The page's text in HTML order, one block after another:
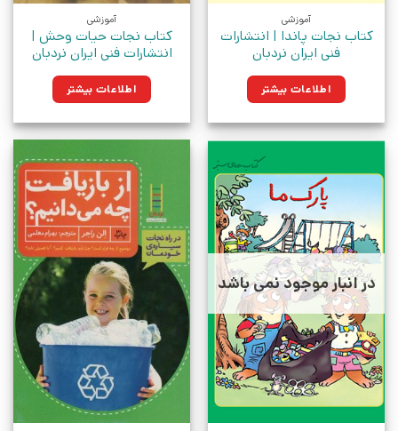
آموزشی
کتاب نجات پاندا | انتشارات
فنی ایران نردبان
اطلاعات بیشتر
آموزشی
کتاب نجات حیات وحش |
انتشارات فنی ایران نردبان
اطلاعات بیشتر
در انبار موجود نمی باشد